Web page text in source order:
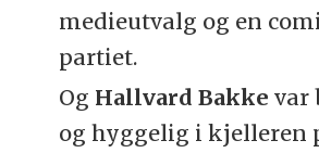
medieutvalg og en
partiet.
Og Hallvard Bakke var
og hyggelig i kjelleren